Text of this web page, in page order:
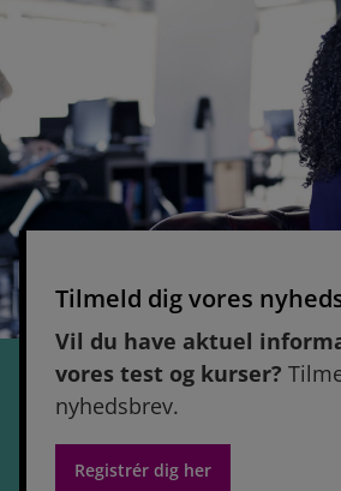
Tilmeld dig vores
Vil du have aktuel
vores test og kurser?
nyhedsbrev.
Registrér dig her